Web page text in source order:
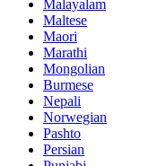
Malayalam
Maltese
Maori
Marathi
Mongolian
Burmese
Nepali
Norwegian
Pashto
Persian